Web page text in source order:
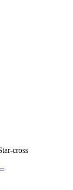
cross